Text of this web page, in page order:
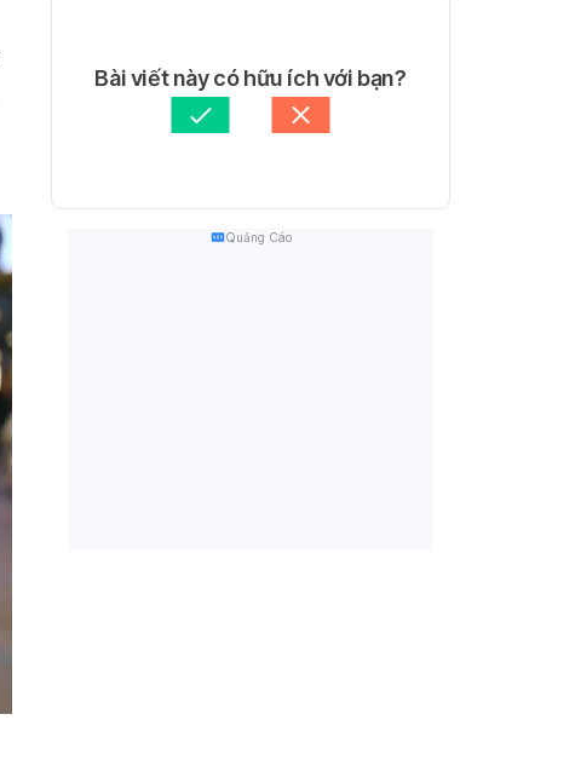
Bài viết này có hữu ích với bạn?
Quảng Cáo